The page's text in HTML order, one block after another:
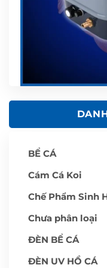
BỂ CÁ
Cám Cá Koi
Chế Phẩm Sinh
Chưa phân loại
ĐÈN BỂ CÁ
ĐÈN UV HỒ CÁ